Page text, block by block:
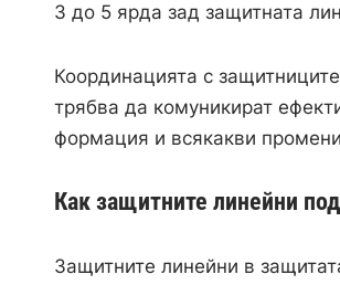
3 до 5 ярда зад защитната
Координацията с
трябва да комуникират
формация и всякакви
Как защитните линейни
Защитните линейни в